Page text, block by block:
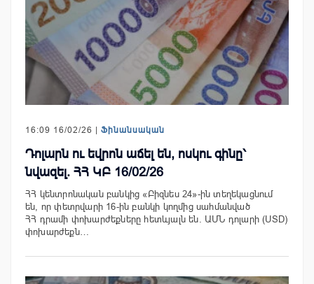
16:09 16/02/26 | Ֆինանսական
Դոլարն ու եվրոն աճել են, ոսկու գինը՝
նվազել. ՀՀ ԿԲ 16/02/26
ՀՀ կենտրոնական բանկից «Բիզնես 24»-ին տեղեկացնում
են, որ փետրվարի 16-ին բանկի կողմից սահմանված
ՀՀ դրամի փոխարժեքները հետևյալն են. ԱՄՆ դոլարի (USD)
փոխարժեքն…